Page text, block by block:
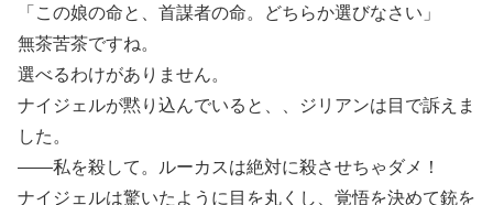
「この娘の命と、首謀者の命。どちらか選びなさい」
無茶苦茶ですね。
選べるわけがありません。
ナイジェルが黙り込んでいると、、ジリアンは目で訴えま
した。
――私を殺して。ルーカスは絶対に殺させちゃダメ！
ナイジェルは驚いたように目を丸くし、覚悟を決めて銃を